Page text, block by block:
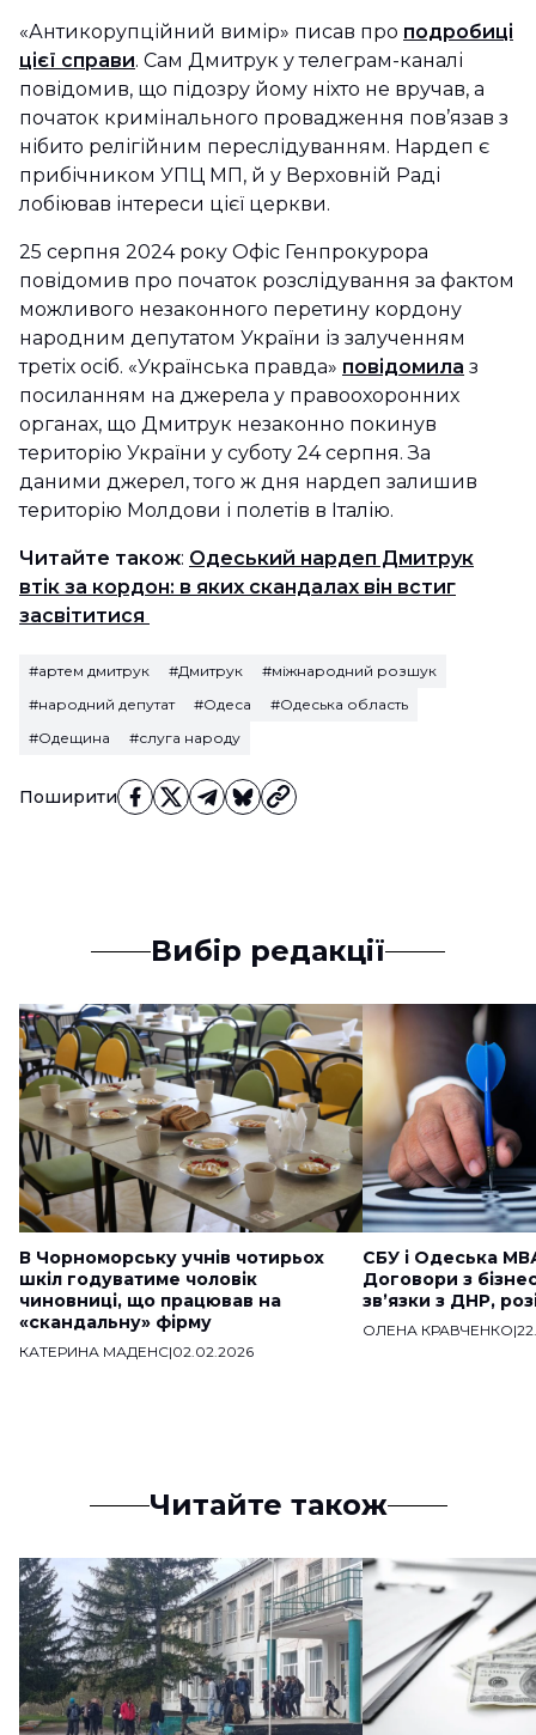
Поширити
«Антикорупційний вимір» писав про подробиці
цієї справи. Сам Дмитрук у телеграм-каналі
повідомив, що підозру йому ніхто не вручав, а
початок кримінального провадження пов’язав з
нібито релігійним переслідуванням. Нардеп є
прибічником УПЦ МП, й у Верховній Раді
лобіював інтереси цієї церкви.
25 серпня 2024 року Офіс Генпрокурора
повідомив про початок розслідування за фактом
можливого незаконного перетину кордону
народним депутатом України із залученням
третіх осіб. «Українська правда» повідомила з
посиланням на джерела у правоохоронних
органах, що Дмитрук незаконно покинув
територію України у суботу 24 серпня. За
даними джерел, того ж дня нардеп залишив
територію Молдови і полетів в Італію.
Читайте також: Одеський нардеп Дмитрук
втік за кордон: в яких скандалах він встиг
засвітитися
#артем дмитрук #Дмитрук
#міжнародний розшук
#народний депутат
#Одеса
#Одеська область
#Одещина
#слуга народу
Вибір редакції
В Чорноморську учнів чотирьох
шкіл годуватиме чоловік
чиновниці, що працював на
«скандальну» фірму
КАТЕРИНА МАДЕНС|02.02.2026
СБУ і Одеська
Договори з
звʼязки з ДНР,
ОЛЕНА КРАВЧЕНКО|
Читайте також